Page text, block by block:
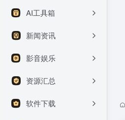
AI工具箱
新闻资讯
影音娱乐
资源汇总
软件下载